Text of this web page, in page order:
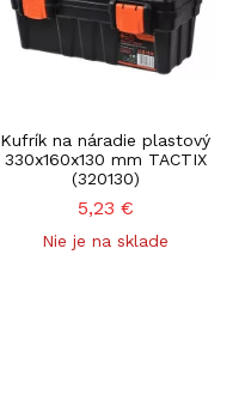
Kufrík na náradie plastový
330x160x130 mm TACTIX
(320130)
5,23 €
Nie je na sklade